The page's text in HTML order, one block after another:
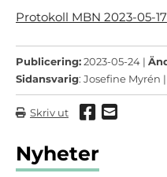
Protokoll MBN 2023-05-17
Publicering:2023-05-24 |
Sidansvarig: Josefine Myrén |
Skriv ut DelaDela
Nyheter